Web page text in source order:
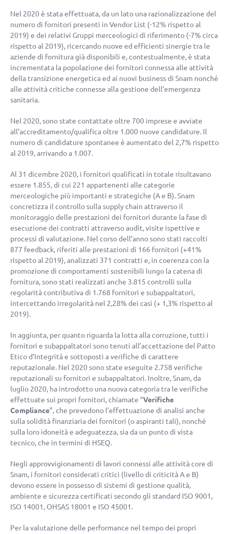
Nel 2020 è stata effettuata, da un lato una razionalizzazione del
numero di fornitori presenti in Vendor List (-12% rispetto al
2019) e dei relativi Gruppi merceologici di riferimento (-7%circa
rispetto al 2019), ricercando nuove ed efficienti sinergie tra le
aziende di fornitura già disponibili e, contestualmente, è stata
incrementata la popolazione dei fornitori connessa alle attività
della transizione energetica ed ai nuovi business di Snam nonché
alle attività critiche connesse alla gestione dell’emergenza
sanitaria.
Nel 2020, sono state contattate oltre 700 imprese e avviate
all’accreditamento/qualifica oltre 1.000 nuove candidature. Il
numero di candidature spontanee è aumentato del 2,7% rispetto
al 2019, arrivando a 1.007.
Al 31 dicembre 2020, i fornitori qualificati in totale risultavano
essere 1.855, di cui 221 appartenenti alle categorie
merceologiche più importanti e strategiche (A e B). Snam
concretizza il controllo sulla supply chain attraverso il
monitoraggio delle prestazioni dei fornitori durante la fase di
esecuzione dei contratti attraverso audit, visite ispettive e
processi di valutazione. Nel corso dell’anno sono stati raccolti
877 feedback, riferiti alle prestazioni di 166 fornitori (+41%
rispetto al 2019), analizzati 371 contratti e, in coerenza con la
promozione di comportamenti sostenibili lungo la catena di
fornitura, sono stati realizzati anche 3.815 controlli sulla
regolarità contributiva di 1.768 fornitori e subappaltatori,
intercettando irregolarità nel 2,28% dei casi (+ 1,3% rispetto al
2019).
In aggiunta, per quanto riguarda la lotta alla corruzione, tutti i
fornitori e subappaltatori sono tenuti all’accettazione del Patto
Etico d’Integrità e sottoposti a verifiche di carattere
reputazionale. Nel 2020 sono state eseguite 2.758 verifiche
reputazionali su fornitori e subappaltatori. Inoltre, Snam, da
luglio 2020, ha introdotto una nuova categoria tra le verifiche
effettuate sui propri fornitori, chiamate “Verifiche
Compliance”, che prevedono l’effettuazione di analisi anche
sulla solidità finanziaria dei fornitori (o aspiranti tali), nonché
sulla loro idoneità e adeguatezza, sia da un punto di vista
tecnico, che in termini di HSEQ.
Negli approvvigionamenti di lavori connessi alle attività core di
Snam, i fornitori considerati critici (livello di criticità A e B)
devono essere in possesso di sistemi di gestione qualità,
ambiente e sicurezza certificati secondo gli standard ISO 9001,
ISO 14001, OHSAS 18001 e ISO 45001.
Per la valutazione delle performance nel tempo dei propri